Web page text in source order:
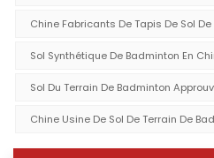
Chine Fabricants De Tapis De Sol
Sol Synthétique De Badminton En
Sol Du Terrain De Badminton
Chine Usine De Sol De Terrain De